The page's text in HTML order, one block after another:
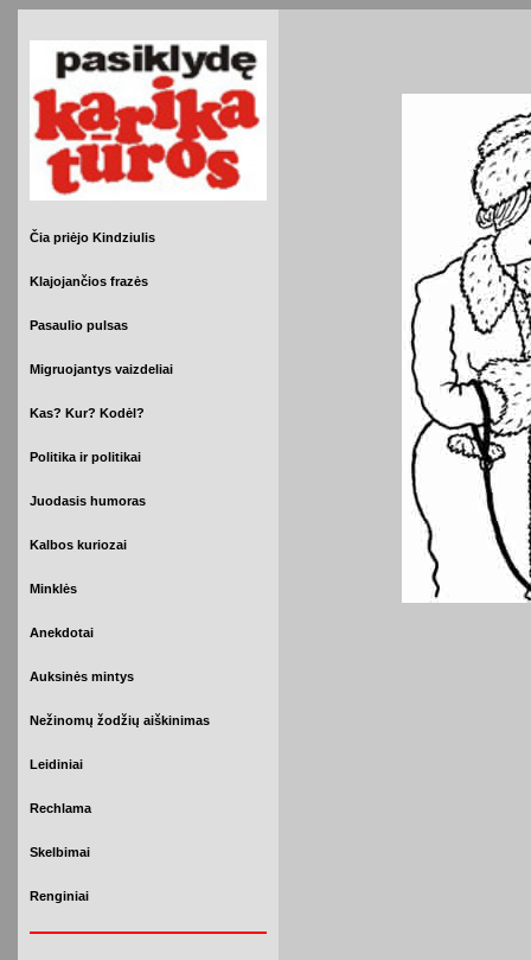
Čia priėjo Kindziulis
Klajojančios frazės
Pasaulio pulsas
Migruojantys vaizdeliai
Kas? Kur? Kodėl?
Politika ir politikai
Juodasis humoras
Kalbos kuriozai
Minklės
Anekdotai
Auksinės mintys
Nežinomų žodžių aiškinimas
Leidiniai
Rechlama
Skelbimai
Renginiai